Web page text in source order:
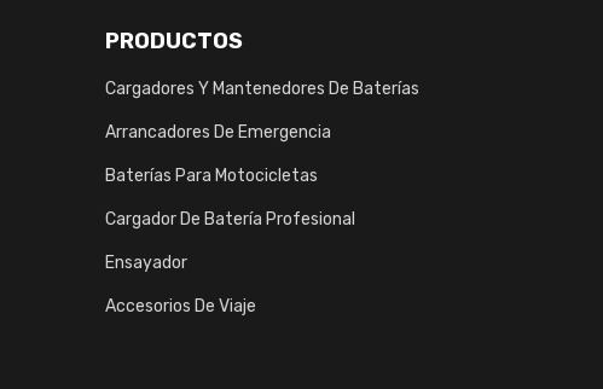
PRODUCTOS
Cargadores Y Mantenedores De Baterías
Arrancadores De Emergencia
Baterías Para Motocicletas
Cargador De Batería Profesional
Ensayador
Accesorios De Viaje